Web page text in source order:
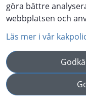
göra bättre
webbplatsen och
Läs mer i vår